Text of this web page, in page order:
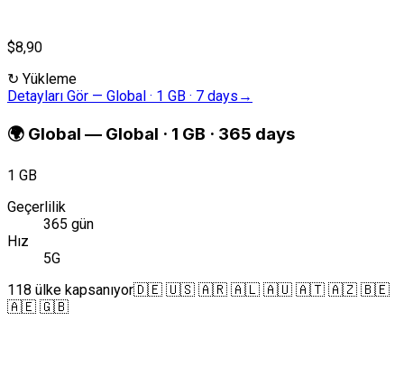
$8,90
↻ Yükleme
Detayları Gör — Global · 1 GB · 7 days →
🌍 Global — Global · 1 GB · 365 days
1 GB
Geçerlilik
365 gün
Hız
5G
118 ülke kapsanıyor🇩🇪 🇺🇸 🇦🇷 🇦🇱 🇦🇺 🇦🇹 🇦🇿 🇧🇪
🇦🇪 🇬🇧